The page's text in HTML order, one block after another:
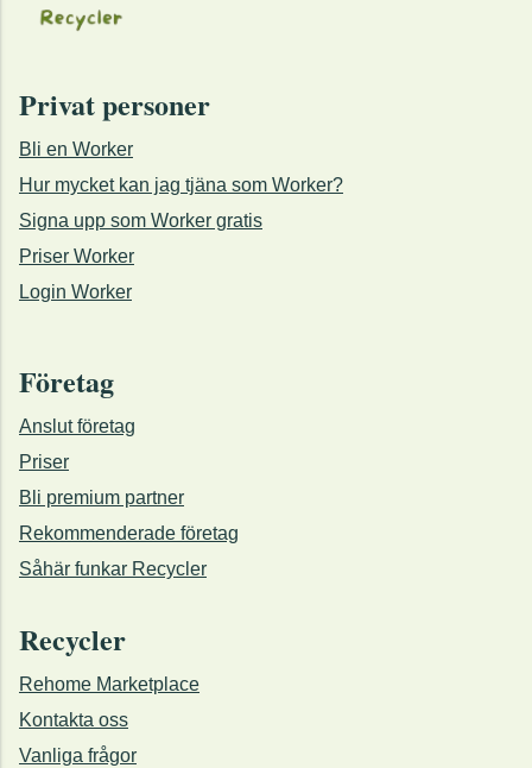
Privat personer
Bli en Worker
Hur mycket kan jag tjäna som Worker?
Signa upp som Worker gratis
Priser Worker
Login Worker
Företag
Anslut företag
Priser
Bli premium partner
Rekommenderade företag
Såhär funkar Recycler
Recycler
Rehome Marketplace
Kontakta oss
Vanliga frågor